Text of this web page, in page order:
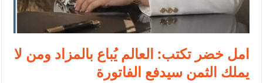
امل خضر تكتب: العالم يُباع بالمزاد ومن لا
يملك الثمن سيدفع الفاتورة ‏